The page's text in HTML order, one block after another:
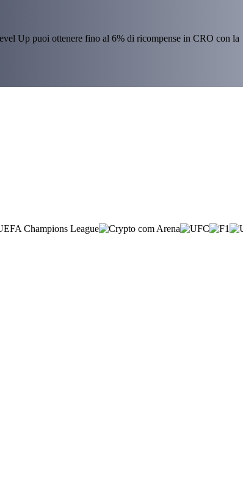
Up puoi ottenere fino al 6% di ricompense in CRO con la